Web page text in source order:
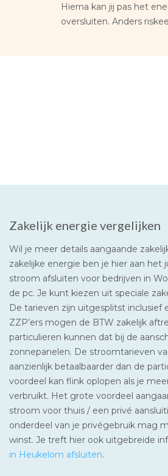
Hierna kan jij pas het
oversluiten. Anders
Zakelijk energie vergelijken
Wil je meer details aangaande
zakelijke energie ben je hier aan het
stroom afsluiten voor bedrijven in
de pc. Je kunt kiezen uit speciale
De tarieven zijn uitgesplitst inclusief
ZZP’ers mogen de BTW zakelijk
particulieren kunnen dat bij de
zonnepanelen. De stroomtarieven
aanzienlijk betaalbaarder dan de
voordeel kan flink oplopen als je
verbruikt. Het grote voordeel
stroom voor thuis / een privé
onderdeel van je privégebruik mag
winst. Je treft hier ook uitgebreide
in Heukelom afsluiten.